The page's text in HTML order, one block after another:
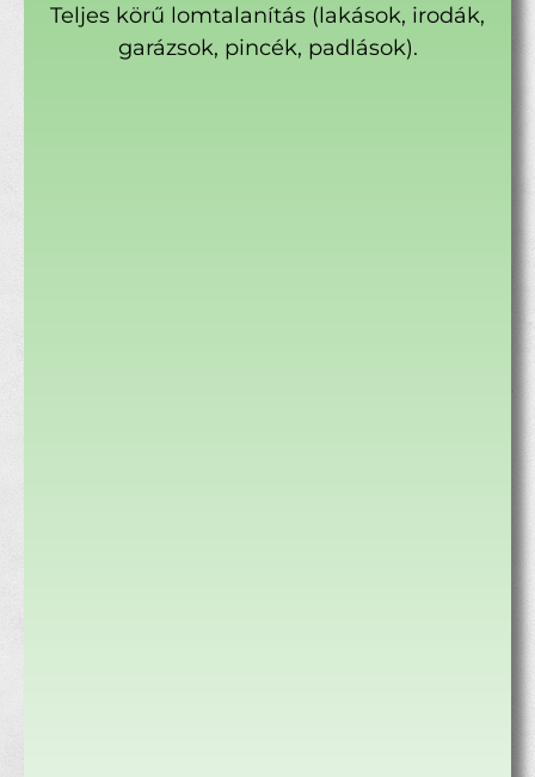
Teljes körű lomtalanítás (lakások, irodák,
garázsok, pincék, padlások).